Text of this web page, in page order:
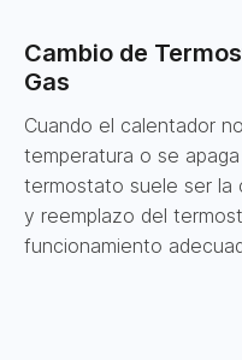
Cambio de
Gas
Cuando el calentador
temperatura o se
termostato suele ser la
y reemplazo del
funcionamiento